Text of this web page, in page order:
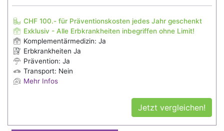
CHF 100.- für Präventionskosten jedes Jahr geschenkt
Exklusiv - Alle Erbkrankheiten inbegriffen ohne Limit!
Komplementärmedizin: Ja
Erbkrankheiten Ja
Prävention: Ja
Transport: Nein
Mehr Infos
Jetzt vergleichen!